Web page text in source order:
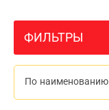
ФИЛЬТРЫ
По наименованию